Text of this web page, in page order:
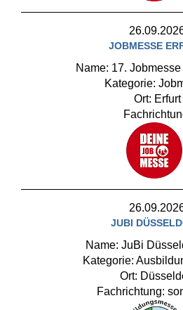
JOBMESSE
Name: 17.
Kategorie:
Ort: Erfurt
JUBI
Name: JuBi
Kategorie:
Ort:
Fachrichtung: